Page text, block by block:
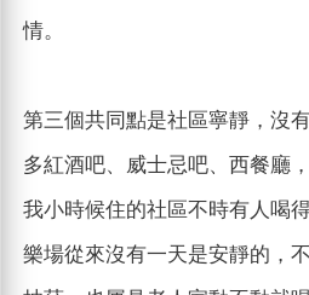
情。
第三個共同點是社區寧靜，沒
多紅酒吧、威士忌吧、西餐廳
我小時候住的社區不時有人喝
樂場從來沒有一天是安靜的，